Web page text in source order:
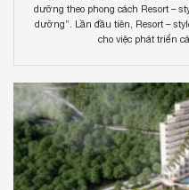
dưỡng theo phong cách Resort –
dưỡng”. Lần đầu tiên, Resort –
cho việc phát triển